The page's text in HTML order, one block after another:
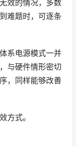
效的情况，多数
难题时，可逐条
系电源模式一并
与硬件情形密切
，同样能够改善
方式。